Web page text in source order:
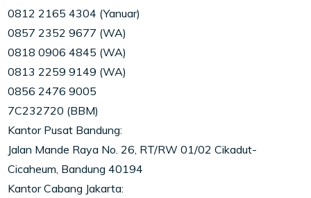
0812 2165 4304 (Yanuar)
0857 2352 9677 (WA)
0818 0906 4845 (WA)
0813 2259 9149 (WA)
0856 2476 9005
7C232720 (BBM)
Kantor Pusat Bandung:
Jalan Mande Raya No. 26, RT/RW 01/02 Cikadut-
Cicaheum, Bandung 40194
Kantor Cabang Jakarta: